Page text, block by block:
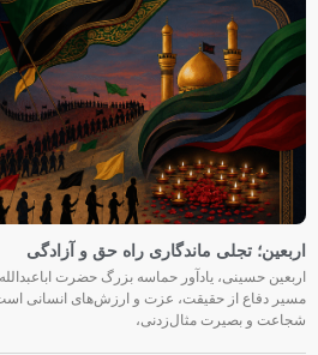
اربعین؛ تجلی ماندگاری راه حق و آزادگی
اربعین حسینی، یادآور حماسه بزرگ حضرت
مسیر دفاع از حقیقت، عزت و ارزش‌های انسانی
شجاعت و بصیرت مثال‌زدنی،